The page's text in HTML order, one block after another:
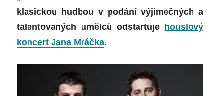
klasickou hudbou v podání výjimečných a
talentovaných umělců odstartuje houslový
koncert Jana Mráčka.